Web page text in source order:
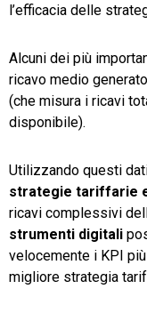
l’efficacia delle
Alcuni dei più
ricavo medio
(che misura i ricavi
disponibile).
Utilizzando questi
strategie tariffarie
ricavi complessivi
strumenti digitali
velocemente i KPI
migliore strategia